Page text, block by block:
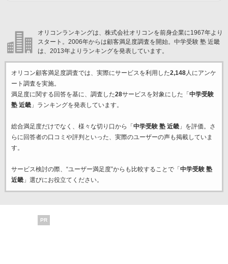
オリコンランキングは、株式会社オリコンを前身企業に1967年より
スタート。2006年からは顧客満足度調査を開始。中学受験 塾 近畿
は、2013年よりランキングを発表しています。
オリコン顧客満足度調査では、実際にサービスを利用した2,148人にアンケ
ート調査を実施。
満足度に関する回答を基に、調査した28サービスを対象にした「 中学受験
塾 近畿」ランキングを発表しています。
総合満足度だけでなく、様々な切り口から「 中学受験 塾 近畿」を評価。さ
らに回答者の口コミや評判といった、実際のユーザーの声も掲載していま
す。
サービス検討の際、“ユーザー満足度”からも比較することで「 中学受験 塾
近畿」選びにお役立てください。
PR